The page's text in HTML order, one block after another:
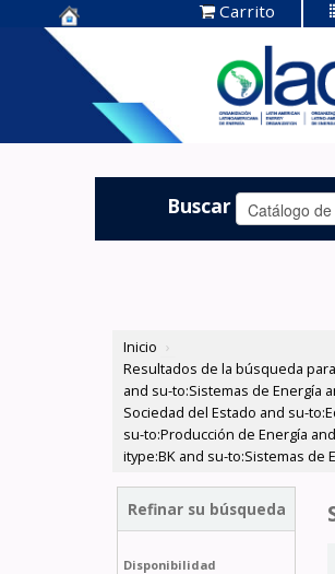
Centro de
Documentación
OLADE -
Carrito
Buscar
Inicio ›
Resultados de la búsqueda
and su-to:Sistemas de Energía
Sociedad del Estado and su-
su-to:Producción de Energía
itype:BK and su-to:Sistemas de
Refinar su búsqueda
Disponibilidad